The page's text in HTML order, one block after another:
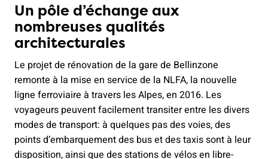
Un pôle d’échange aux
nombreuses qualités
architecturales
Le projet de rénovation de la gare de Bellinzone
remonte à la mise en service de la NLFA, la nouvelle
ligne ferroviaire à travers les Alpes, en 2016. Les
voyageurs peuvent facilement transiter entre les divers
modes de transport: à quelques pas des voies, des
points d’embarquement des bus et des taxis sont à leur
disposition, ainsi que des stations de vélos en libre-